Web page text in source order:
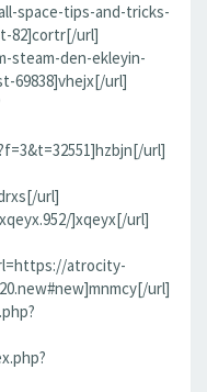
space-tips-and-tricks-
82]cortr[/url]
steam-den-ekleyin-
69838]vhejx[/url]
url]
url]
]xqeyx[/url]
atrocity-
url]